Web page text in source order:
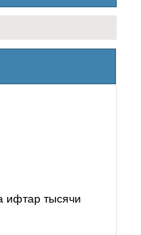
ифтар тысячи